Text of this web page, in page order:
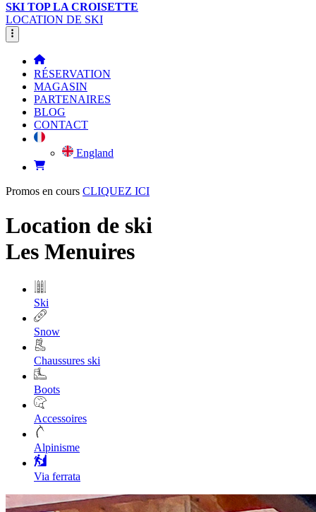
SKI TOP LA CROISETTE
LOCATION DE SKI
RÉSERVATION
MAGASIN
PARTENAIRES
BLOG
CONTACT
England
Promos en cours CLIQUEZ ICI
Location de ski
Les Menuires
Ski
Snow
Chaussures ski
Boots
Accessoires
Alpinisme
Via ferrata